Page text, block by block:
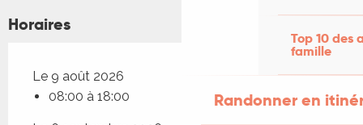
Top 10 des
famille
Randonner en
Horaires
Le 9 août 2026
08:00 à 18:00